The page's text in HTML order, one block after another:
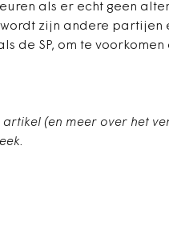
als er echt geen
zijn andere
de SP, om te voorkomen
artikel (en meer over het